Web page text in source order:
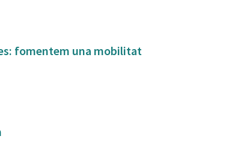
fomentem una mobilitat